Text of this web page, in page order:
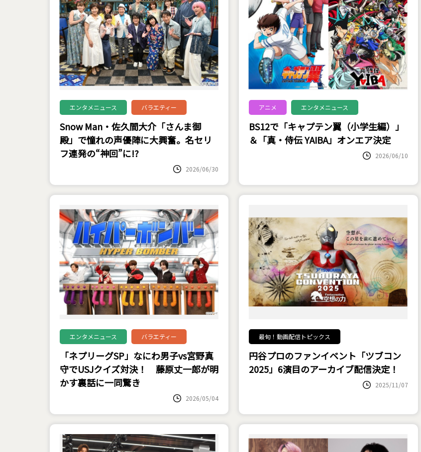
エンタメニュース バラエティー
Snow Man・佐久間大介「さんま御
殿」で憧れの声優陣に大興奮。名セリ
フ連発の“神回”に!?
2026/06/30
アニメ エンタメニュース
BS12で「キャプテン翼（小学生編）」
＆「真・侍伝 YAIBA」オンエア決定
2026/06/10
エンタメニュース バラエティー
「ネプリーグSP」なにわ男子vs宮野真
守でUSJクイズ対決！ 藤原丈一郎が明
かす裏話に一同驚き
2026/05/04
最旬！動画配信トピックス
円谷プロのファンイベント「ツブコン
2025」6演目のアーカイブ配信決定！
2025/11/07